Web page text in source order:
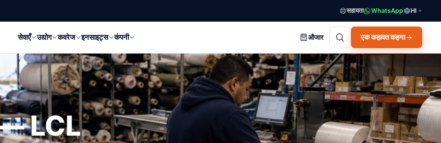
सहायता WhatsApp HI ▼
सेवाएँ उद्योग कवरेज इनसाइट्स कंपनी औजार एक कहावत कहना
LCL